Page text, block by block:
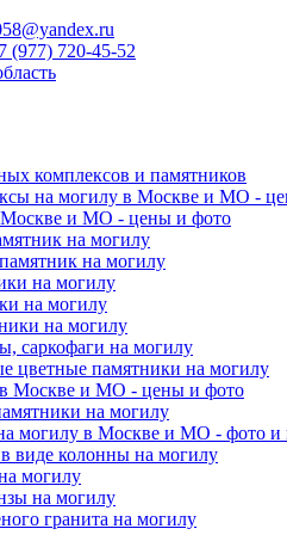
(977) 720-45-52
комплексов и памятников
на могилу в Москве и МО -
и МО - цены и фото
на могилу
на могилу
на могилу
на могилу
на могилу
саркофаги на могилу
цветные памятники на могилу
в Москве и МО - цены и фото
на могилу
могилу в Москве и МО - фото и
виде колонны на могилу
могилу
на могилу
гранита на могилу